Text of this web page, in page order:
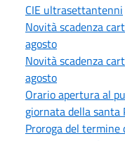
CIE ultrasettantenni
Novità scadenza
agosto
Novità scadenza
agosto
Orario apertura al
giornata della
Proroga del